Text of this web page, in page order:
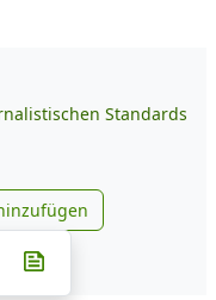
Standards
zu Google
Whatsapp
Teilen auf Telegram
teilen
Post auf X